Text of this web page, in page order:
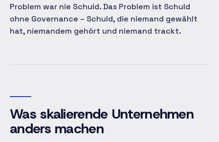
Problem war nie Schuld. Das Problem ist Schuld
ohne Governance – Schuld, die niemand gewählt
hat, niemandem gehört und niemand trackt.
Was skalierende Unternehmen
anders machen